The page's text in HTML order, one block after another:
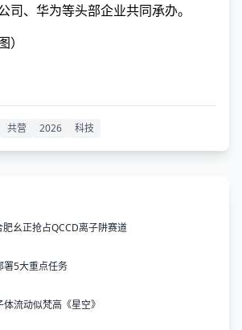
司、华为等头部企业共同承办。
）
共营 2026 科技
肥幺正抢占QCCD离子阱赛道
署5大重点任务
流动似梵高《星空》